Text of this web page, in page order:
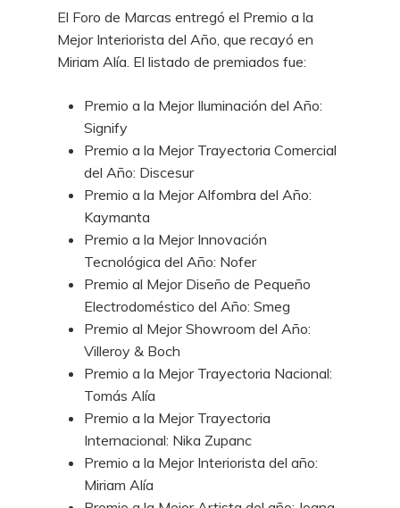
El Foro de Marcas entregó el Premio a la
Mejor Interiorista del Año, que recayó en
Miriam Alía. El listado de premiados fue:
Premio a la Mejor Iluminación del Año:
Signify
Premio a la Mejor Trayectoria Comercial
del Año: Discesur
Premio a la Mejor Alfombra del Año:
Kaymanta
Premio a la Mejor Innovación
Tecnológica del Año: Nofer
Premio al Mejor Diseño de Pequeño
Electrodoméstico del Año: Smeg
Premio al Mejor Showroom del Año:
Villeroy & Boch
Premio a la Mejor Trayectoria Nacional:
Tomás Alía
Premio a la Mejor Trayectoria
Internacional: Nika Zupanc
Premio a la Mejor Interiorista del año:
Miriam Alía